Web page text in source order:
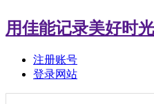
用佳能记录美好时光
注册账号
登录网站